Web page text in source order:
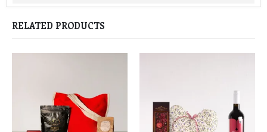
RELATED PRODUCTS